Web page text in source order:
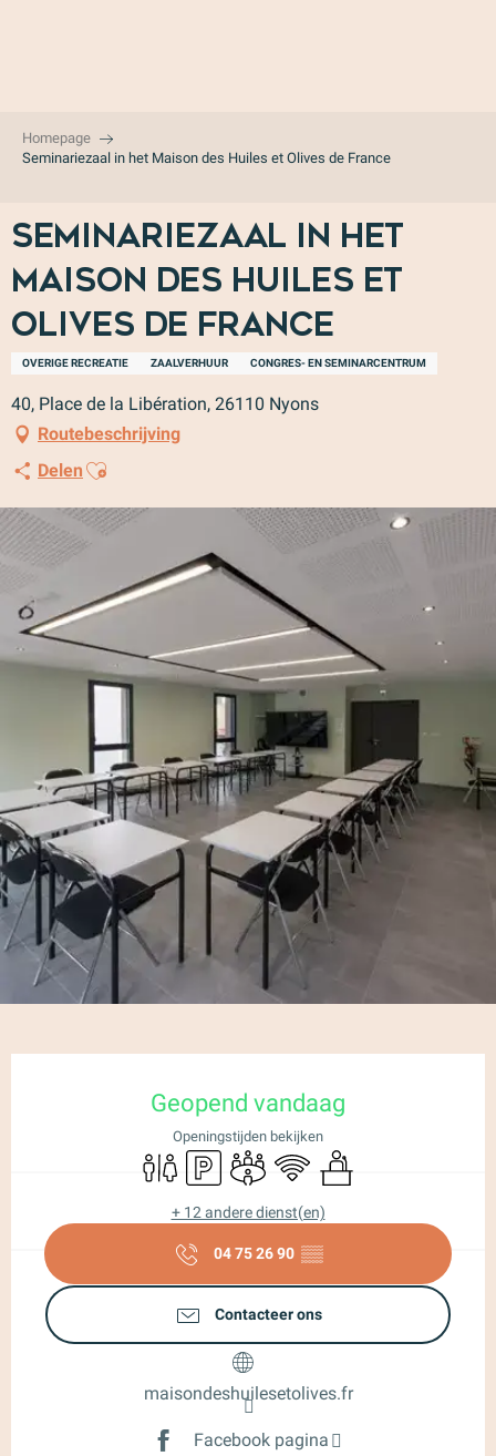
Homepage
Seminariezaal in het Maison des Huiles et Olives de France
Seminariezaal in het
Maison des Huiles et
Olives de France
OVERIGE RECREATIE ZAALVERHUUR CONGRES- EN SEMINARCENTRUM
40, Place de la Libération, 26110 Nyons
Routebeschrijving
Delen Ajouter aux favoris
Geopend vandaag
Openingstijden bekijken
ToilettenParkeerplaats
Vergaderzaal
Wifi Seminars
+ 12 andere dienst(en)
04 75 26 90 ▒▒
Contacteer ons
maisondeshuilesetolives.fr
Facebook pagina